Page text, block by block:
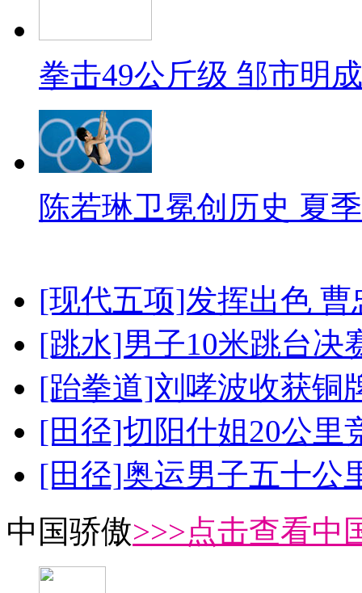
拳击49公斤级 邹市明
陈若琳卫冕创历史 夏
[现代五项]发挥出色
[跳水]男子10米跳台决
[跆拳道]刘哮波收获铜
[田径]切阳什姐20公里
[田径]奥运男子五十公
中国骄傲>>>点击查看中